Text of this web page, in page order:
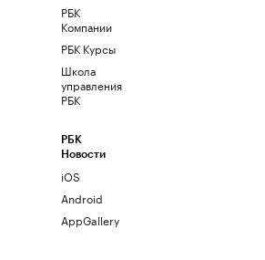
РБК
Компании
РБК Курсы
Школа
управления
РБК
РБК
Новости
iOS
Android
AppGallery